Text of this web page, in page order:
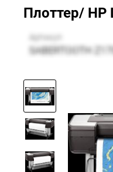
Плоттер/ HP